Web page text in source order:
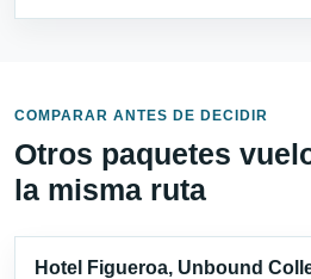
COMPARAR ANTES DE DECIDIR
Otros paquetes
la misma ruta
Hotel Figueroa, Unbound